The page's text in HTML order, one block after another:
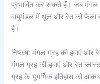
प्रभावित कर सकते हैं। जब मंगल
वायुमंडल में धूल और रेत को फैला
है।
निष्कर्ष: मंगल ग्रह की हवाएं और
मंगल ग्रह की हवाएं और रेत
ग्रह के भूगर्भिक इतिहास को